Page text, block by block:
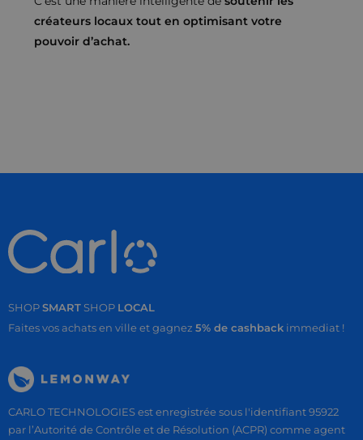
créateurs locaux tout en optimisant votre
pouvoir d’achat.
SHOPSMART SHOP LOCAL
Faites vos achats en ville et gagnez 5% de cashback immediat !
CARLO TECHNOLOGIES est enregistrée sous l'identifiant 95922
par l’Autorité de Contrôle et de Résolution (ACPR) comme agent